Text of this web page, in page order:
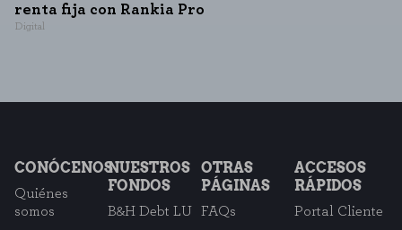
renta fija con Rankia Pro
Digital
CONÓCENOS
Quiénes
somos
NUESTROS
FONDOS
B&H Debt LU
OTRAS
PÁGINAS
FAQs
ACCESOS
RÁPIDOS
Portal Cliente